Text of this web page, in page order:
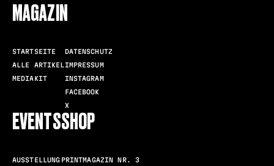
MAGAZIN
STARTSEITE
ALLE ARTIKEL
MEDIAKIT
DATENSCHUTZ
IMPRESSUM
INSTAGRAM
FACEBOOK
X
EVENTS
AUSSTELLUNG
SHOP
PRINTMAGAZIN NR. 3